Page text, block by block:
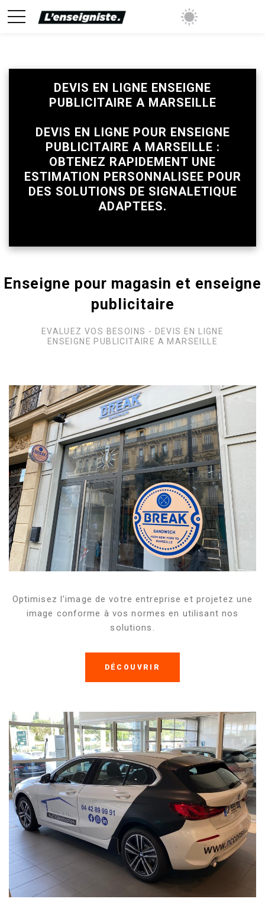
sur tous les prix avec sa validation
DEVIS EN LIGNE ENSEIGNE
PUBLICITAIRE A MARSEILLE
DEVIS EN LIGNE POUR ENSEIGNE
PUBLICITAIRE A MARSEILLE :
OBTENEZ RAPIDEMENT UNE
ESTIMATION PERSONNALISEE POUR
DES SOLUTIONS DE SIGNALETIQUE
ADAPTEES.
Enseigne pour magasin et enseigne
publicitaire
EVALUEZ VOS BESOINS - DEVIS EN LIGNE
ENSEIGNE PUBLICITAIRE A MARSEILLE
Optimisez l'image de votre entreprise et projetez une
image conforme à vos normes en utilisant nos
solutions.
DÉCOUVRIR